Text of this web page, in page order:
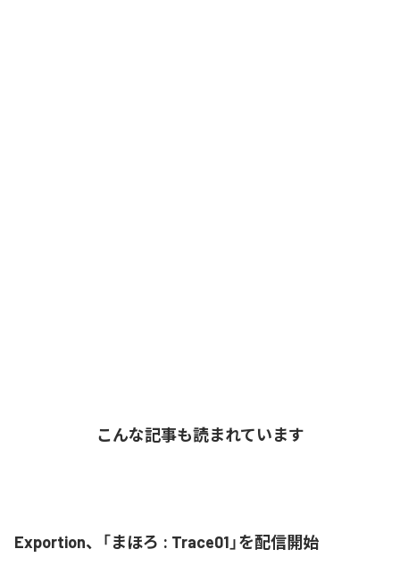
こんな記事も読まれています
Exportion、「まほろ : Trace01」を配信開始